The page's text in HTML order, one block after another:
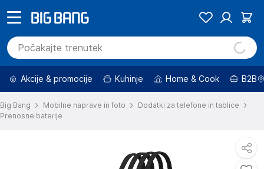
Akcije & promocije Kuhinje Home & Cook B2B
Big Bang Mobilne naprave in foto
Dodatki za telefone in tablice
Prenosne baterije